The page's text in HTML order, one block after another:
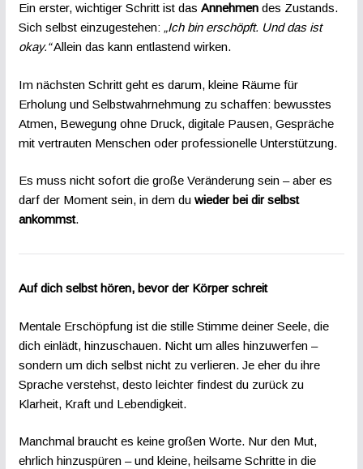
Ein erster, wichtiger Schritt ist das Annehmendes Zustands.
Sich selbst einzugestehen: „Ich bin erschöpft. Und das ist
okay.“Allein das kann entlastend wirken.
Im nächsten Schritt geht es darum, kleine Räume für
Erholung und Selbstwahrnehmung zu schaffen: bewusstes
Atmen, Bewegung ohne Druck, digitale Pausen, Gespräche
mit vertrauten Menschen oder professionelle Unterstützung.
Es muss nicht sofort die große Veränderung sein – aber es
darf der Moment sein, in dem du wieder bei dir selbst
ankommst.
Auf dich selbst hören, bevor der Körper schreit
Mentale Erschöpfung ist die stille Stimme deiner Seele, die
dich einlädt, hinzuschauen. Nicht um alles hinzuwerfen –
sondern um dich selbst nicht zu verlieren. Je eher du ihre
Sprache verstehst, desto leichter findest du zurück zu
Klarheit, Kraft und Lebendigkeit.
Manchmal braucht es keine großen Worte. Nur den Mut,
ehrlich hinzuspüren – und kleine, heilsame Schritte in die